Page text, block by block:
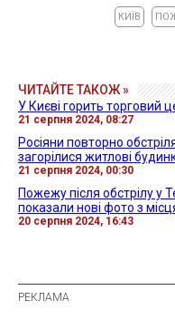
КИЇВ
ЧИТАЙТЕ ТАКОЖ »
У Києві горить торговий
21 серпня 2024, 08:27
Росіяни повторно
загорілися житлові
21 серпня 2024, 00:30
Пожежу після обстрілу у
показали нові фото з
20 серпня 2024, 16:43